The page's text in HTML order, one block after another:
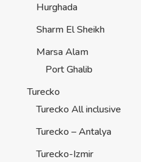
Hurghada
Sharm El Sheikh
Marsa Alam
Port Ghalib
Turecko
Turecko All inclusive
Turecko – Antalya
Turecko-Izmir